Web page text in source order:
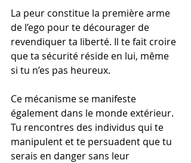
La peur constitue la première arme
de l’ego pour te décourager de
revendiquer ta liberté. Il te fait croire
que ta sécurité réside en lui, même
si tu n’es pas heureux.
Ce mécanisme se manifeste
également dans le monde extérieur.
Tu rencontres des individus qui te
manipulent et te persuadent que tu
serais en danger sans leur